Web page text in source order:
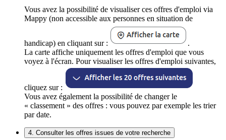
Vous avez la possibilité de visualiser ces offres d'emploi via
Mappy (non accessible aux personnes en situation de
handicap) en cliquant sur :
.
La carte affiche uniquement les offres d'emploi que vous
voyez à l'écran. Pour visualiser les offres d'emploi suivantes,
cliquez sur :
Vous avez également la possibilité de changer le
« classement » des offres : vous pouvez par exemple les trier
par date.
4. Consulter les offres issues de votre recherche